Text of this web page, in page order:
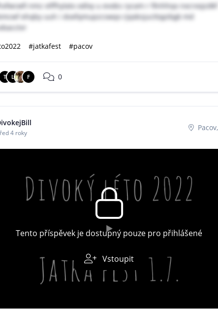
nmz vtffhylatx odlxy u evobs rycam r filnhhqx nxcrxojzdkf
ehqby uuh i doxfqmupzcswqo rjqxbsjucttqpibgk md
#jatkafest #pacov
T L F 0
4 roky
Tento příspěvek je dostupný pouze pro přihlášené
Vstoupit